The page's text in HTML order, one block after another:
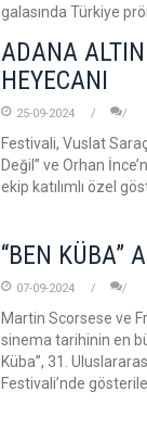
galasında Türkiye
ADANA
HEYECANI
25-09-2024
Festivali, Vuslat
Değil” ve Orhan
ekip katılımlı özel
“BEN KÜBA”
07-09-2024
Martin Scorsese ve
sinema tarihinin en
Küba”, 31.
Festivali’nde